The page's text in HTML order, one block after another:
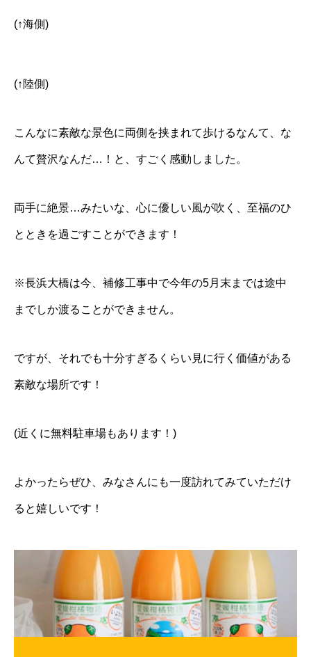
(↑海側)
(↑陸側)
こんなに素敵な景色に両側を挟まれて歩けるなんて、な
んて贅沢なんだ…！と、すごく感動しました。
両手に絶景…みたいな、心に優しい風が吹く、至福のひ
とときを過ごすことができます！
※長浜大橋は今、補修工事中で今年の5月末までは途中
までしか渡ることができません。
ですが、それでも十分すぎるくらい見に行く価値がある
素敵な場所です！
(近くに無料駐車場もあります！)
よかったらぜひ、みなさんにも一度訪れてみていただけ
ると嬉しいです！